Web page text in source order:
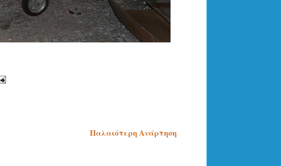
Παλαιότερη Ανάρτηση